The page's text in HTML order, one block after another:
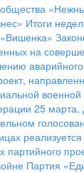
Итоги
на
25 марта,
Партия